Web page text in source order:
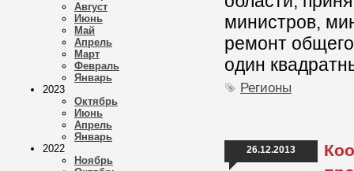
Август
Июнь
Май
Апрель
Март
Февраль
Январь
2023
Октябрь
Июнь
Апрель
Январь
2022
Ноябрь
министров,
ремонт
один
Регионы
26.12.2013